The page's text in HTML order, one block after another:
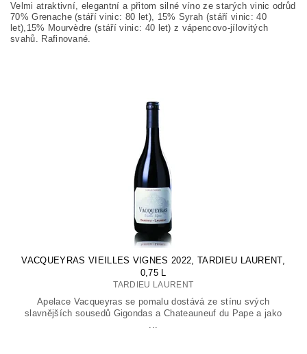
Velmi atraktivní, elegantní a přitom silné víno ze starých vinic odrůd
70% Grenache (stáří vinic: 80 let), 15% Syrah (stáří vinic: 40
let),15% Mourvèdre (stáří vinic: 40 let) z vápencovo-jílovitých
svahů. Rafinované.
VACQUEYRAS VIEILLES VIGNES 2022, TARDIEU LAURENT,
0,75 L
TARDIEU LAURENT
Apelace Vacqueyras se pomalu dostává ze stínu svých
slavnějších sousedů Gigondas a Chateauneuf du Pape a jako
...